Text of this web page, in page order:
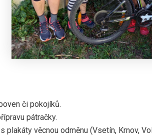
či pokojíků.
pátračky.
věcnou odměnu (Vsetín, Krnov,